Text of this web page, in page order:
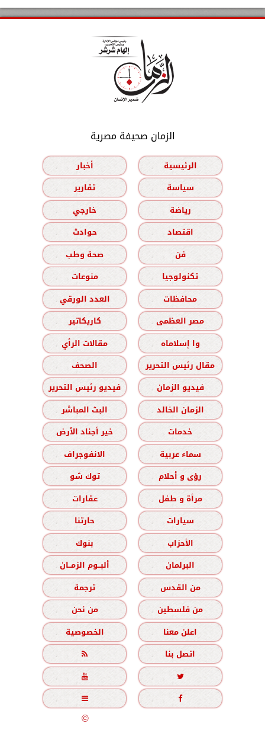
الزمان صحيفة مصرية
الرئيسية
أخبار
سياسة
تقارير
رياضة
خارجي
اقتصاد
حوادث
فن
صحة وطب
تكنولوجيا
منوعات
محافظات
العدد الورقي
مصر العظمى
كاريكاتير
وا إسلاماه
مقالات الرأي
مقال رئيس التحرير
الصحف
فيديو الزمان
فيديو رئيس التحرير
الزمان الخالد
البث المباشر
خدمات
خير أجناد الأرض
سماء عربية
الانفوجراف
رؤى و أحلام
توك شو
مرأة و طفل
عقارات
سيارات
حارتنا
الأحزاب
بنوك
البرلمان
ألبــوم الزمــان
من القدس
ترجمة
من فلسطين
من نحن
اعلن معنا
الخصوصية
اتصل بنا





جميع الحقوق محفوظة©